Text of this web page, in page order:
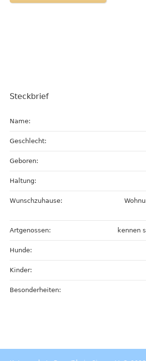
Steckbrief
Name:
Geschlecht:
Geboren:
Haltung:
Wunschzuhause:
Artgenossen: kennen
Hunde:
Kinder:
Besonderheiten: